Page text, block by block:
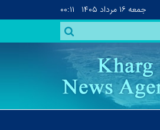
جمعه ۱۶ مرداد ۱۴۰۵ ۰۰:۱۱